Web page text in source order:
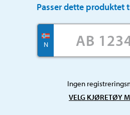
Passer dette produktet
N
Ingen
VELG KJØRETØY